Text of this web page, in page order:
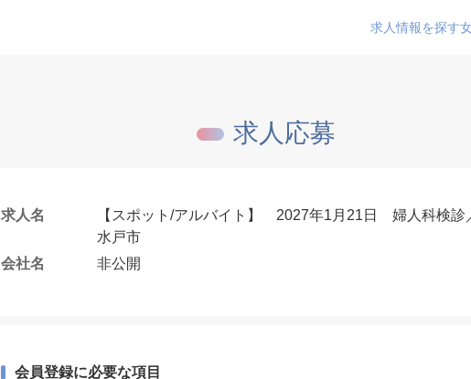
求人情報を探す
求人応募
求人名
【スポット/アルバイト】 2027年1月21日 婦人科検診
水戸市
会社名
非公開
会員登録に必要な項目